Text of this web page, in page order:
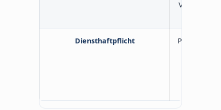
Diensthaftpflicht
Persönliche